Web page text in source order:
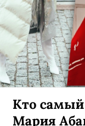
Кто
Мария